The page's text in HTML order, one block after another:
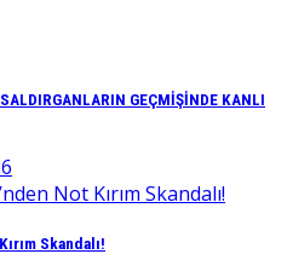
GEÇMİŞİNDE KANLI
Skandalı!